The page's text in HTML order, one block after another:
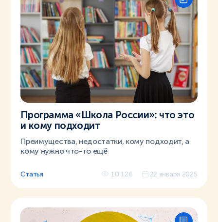
Программа «Школа России»: что это
и кому подходит
Преимущества, недостатки, кому подходит, а
кому нужно что-то ещё
Статья 10 126 22 января 2025